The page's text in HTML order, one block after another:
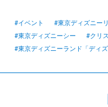
#イベント #東京ディズニー
#東京ディズニーシー
#クリ
#東京ディズニーランド「ディ